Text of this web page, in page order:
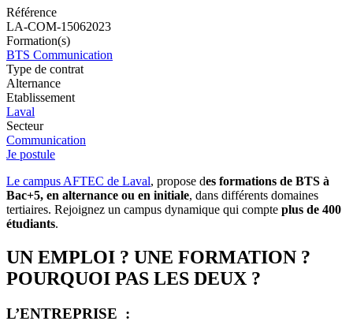
Référence
LA-COM-15062023
Formation(s)
BTS Communication
Type de contrat
Alternance
Etablissement
Laval
Secteur
Communication
Je postule
Le campus AFTEC de Laval, propose des formations de BTS à
Bac+5, en alternance ou en initiale, dans différents domaines
tertiaires. Rejoignez un campus dynamique qui compte plus de 400
étudiants.
UN EMPLOI ? UNE FORMATION ?
POURQUOI PAS LES DEUX ?
L’ENTREPRISE :